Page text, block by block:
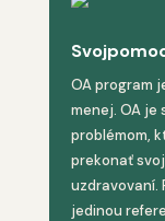
OA program
menej. OA je
problémom,
prekonať
uzdravovaní.
jedinou